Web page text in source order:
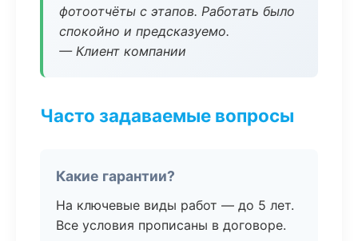
фотоотчёты с этапов. Работать было
спокойно и предсказуемо.
— Клиент компании
Часто задаваемые вопросы
Какие гарантии?
На ключевые виды работ — до 5 лет.
Все условия прописаны в договоре.